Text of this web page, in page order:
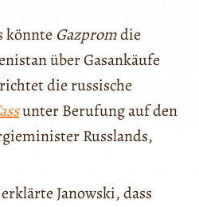
könnte Gazpromdie
über Gasankäufe
die russische
unter Berufung auf den
Russlands,
Janowski, dass